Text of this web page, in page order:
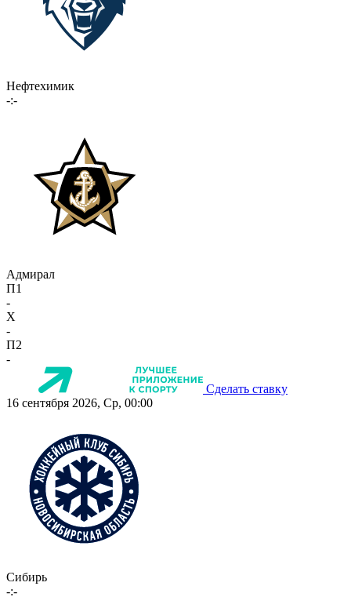
Нефтехимик
-:-
Адмирал
П1
-
X
-
П2
-
Сделать ставку
16 сентября 2026, Ср, 00:00
Сибирь
-:-